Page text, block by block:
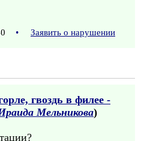
• Заявить о нарушении
гвоздь в филее -
Мельникова)